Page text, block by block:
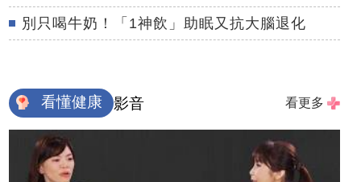
別只喝牛奶！「1神飲」助眠又抗大腦退化
看懂健康 影音 看更多